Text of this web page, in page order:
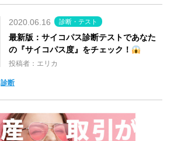
2020.06.16 診断・テスト
最新版：サイコパス診断テストであなた
の『サイコパス度』をチェック！
投稿者：エリカ
診断